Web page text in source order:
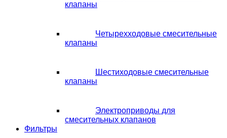
клапаны
Четырехходовые смесительные
клапаны
Шестиходовые смесительные
клапаны
Электроприводы для
смесительных клапанов
Фильтры